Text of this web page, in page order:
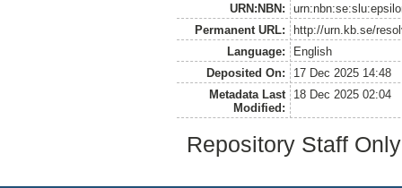
URN:NBN:
Permanent URL:
http://urn.kb.se/
Language:
English
Deposited On:
17 Dec 2025 14:48
Metadata Last
Modified:
18 Dec 2025 02:04
Repository Staff